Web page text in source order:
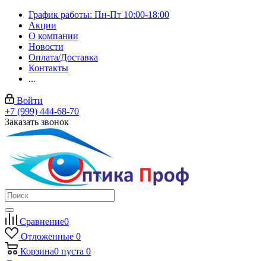
График работы: Пн-Пт 10:00-18:00
Акции
О компании
Новости
Оплата/Доставка
Контакты
...
Войти
+7 (999) 444-68-70
Заказать звонок
Сравнение0
Отложенные 0
Корзина0 пуста 0